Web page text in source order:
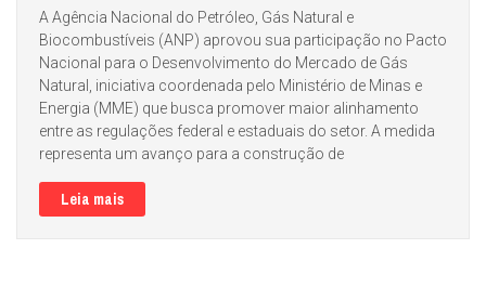
A Agência Nacional do Petróleo, Gás Natural e
Biocombustíveis (ANP) aprovou sua participação no Pacto
Nacional para o Desenvolvimento do Mercado de Gás
Natural, iniciativa coordenada pelo Ministério de Minas e
Energia (MME) que busca promover maior alinhamento
entre as regulações federal e estaduais do setor. A medida
representa um avanço para a construção de
Leia mais